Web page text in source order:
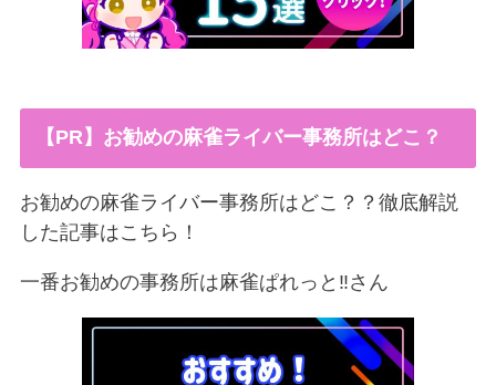
【PR】お勧めの麻雀ライバー事務所はどこ？
お勧めの麻雀ライバー事務所はどこ？？徹底解説
した記事はこちら！
一番お勧めの事務所は麻雀ぱれっと‼︎さん